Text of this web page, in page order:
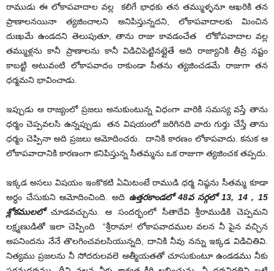
రాముడు ఈ లోకాపవాదాల వల్ల కలిగే భాధకు తన తమ్ముళ్ళనూ ఆఖరికి తన
ప్రాణాలనయినా త్యజించాలని అనిపిస్తున్నదని, లోకాపవాదాలకు మించిన
దుఃఖమే ఉండదని తెలుపుతూ, తాను రాజు కావడంచేత లోకోపవాదాల వల్ల
తమ్ముళ్లను కానీ ప్రాణాలను కానీ విడిచిపెట్టినట్లైతే అది రాజ్యానికి తీవ్ర నష్టం
కాబట్టి అటువంటి లోకాపవాదం రాకుండా సీతను త్యజించడమే రాజుగా తన
ధర్మమని భావించాడు.
ఇప్పుడు ఆ రాజ్యంలో ప్రజలు అనుకుంటున్న విధంగా వారికి సమస్య వస్తే తాను
ధర్మం చెప్పవలసి ఉన్నప్పుడు తన విషయంలో జరిగినది వారు గుర్తు చేస్తే తాను
ధర్మం చెప్పినా అది ప్రజలు ఆమోదించరు. దానికి కారణం లోకాపవాదు. కనుక ఆ
లోకాపవాదానికి కారణంగా కనిపిస్తున్న సీతమ్మను ఒక రాజుగా త్యజించక తప్పదు.
ఇక్కడ అసలు విషయం ఇంకొకటి ఏమిటంటే రాముడి ధర్మ నిష్ఠను సీతమ్మ కూడా
అర్ధం చేసుకుని ఆమోదించింది. అది ఉత్తరకాండలో 48వ సర్గలో 13, 14,15
శ్లోకములలోచూడవచ్చును. ఆ సందర్భంలో సీతాదేవి శ్రీరాముడికి చెప్పమని
లక్ష్మణుడితో ఇలా చెప్పింది “శ్రీరామా! లోకాపవాదముల వలన నీ పైన వచ్చిన
అపనిందను నేనే తొలగించవలసియున్నది, దానికి నీవు నన్ను ఇక్కడ విడిచితివి.
నిత్యము ప్రజలను నీ సోదరులవలె ఆత్మీయతతో చూసుకుంటూ ఉండడము నీకు